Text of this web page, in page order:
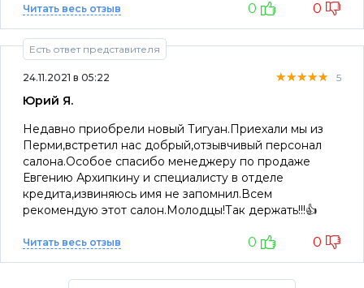
Читать весь отзыв 0 0
Есть ответ представителя
24.11.2021 в 05:22 ★★★★★
★★★★★
★★★★★ 5
Юрий Я.
Недавно приобрели новый Тигуан.Приехали мы из
Перми,встретил нас добрый,отзывчивый персонал
салона.Особое спасибо менеджеру по продаже
Евгению Архипкину и специалисту в отделе
кредита,извиняюсь имя не запомнил.Всем
рекомендую этот салон.Молодцы!Так держать!!!👍
Читать весь отзыв 0 0